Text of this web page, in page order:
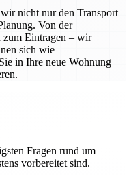
nicht nur den Transport
Von der
zum Eintragen – wir
sich wie
in Ihre neue Wohnung
Fragen rund um
vorbereitet sind.